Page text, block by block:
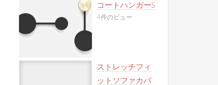
コートハンガーS
4件のビュー
ストレッチフィ
ットソファカバ